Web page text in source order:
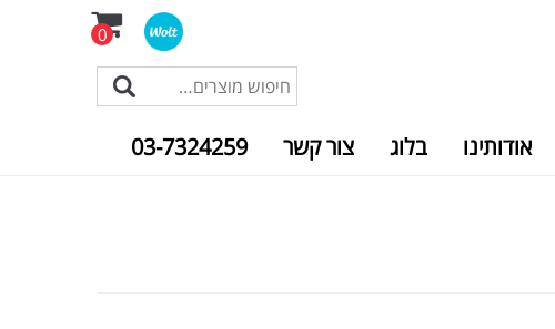
0
אודותינו בלוג צור קשר 03-7324259